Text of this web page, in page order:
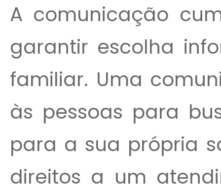
A comunicação
garantir escolha
familiar. Uma
às pessoas para
para a sua própria
direitos a um